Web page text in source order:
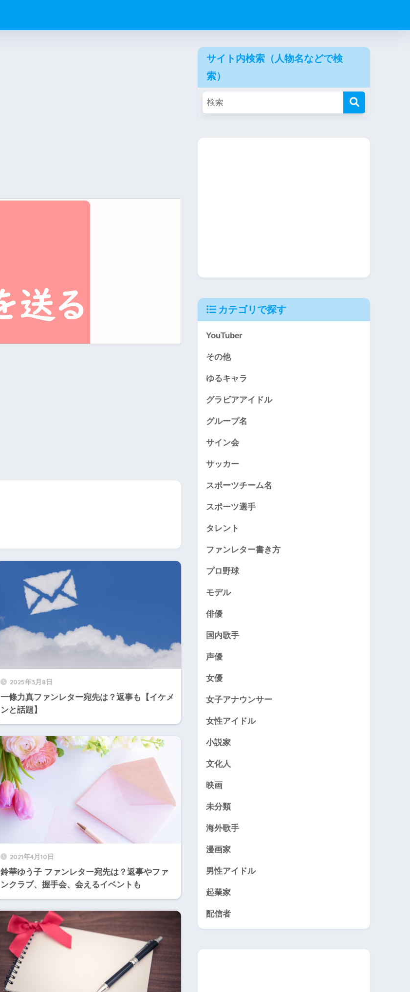
2025年3月8日
一條力真ファンレター宛先は？返事も【イケメ
ンと話題】
2021年4月10日
鈴華ゆう子 ファンレター宛先は？返事やファ
ンクラブ、握手会、会えるイベントも
サイト内検索（人物名などで検
索）
カテゴリで探す
YouTuber
その他
ゆるキャラ
グラビアアイドル
グループ名
サイン会
サッカー
スポーツチーム名
スポーツ選手
タレント
ファンレター書き方
プロ野球
モデル
俳優
国内歌手
声優
女優
女子アナウンサー
女性アイドル
小説家
文化人
映画
未分類
海外歌手
漫画家
男性アイドル
起業家
配信者